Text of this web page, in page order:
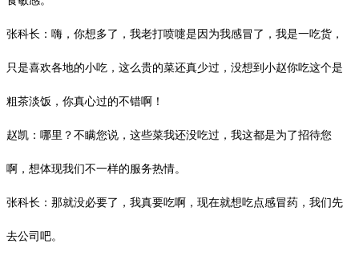
张科长：嗨，你想多了，我老打喷嚏是因为我感冒了，我是一吃货，
只是喜欢各地的小吃，这么贵的菜还真少过，没想到小赵你吃这个是
粗茶淡饭，你真心过的不错啊！
赵凯：哪里？不瞒您说，这些菜我还没吃过，我这都是为了招待您
啊，想体现我们不一样的服务热情。
张科长：那就没必要了，我真要吃啊，现在就想吃点感冒药，我们先
去公司吧。